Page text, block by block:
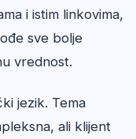
i istim linkovima,
sve bolje
vrednost.
jezik. Tema
ali klijent